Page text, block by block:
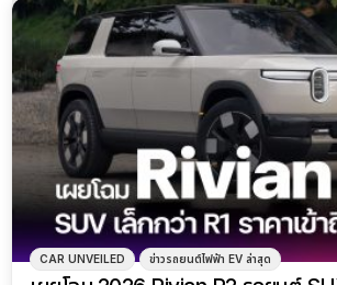
CAR UNVEILED ข่าวรถยนต์ไฟฟ้า EV ล่าสุด